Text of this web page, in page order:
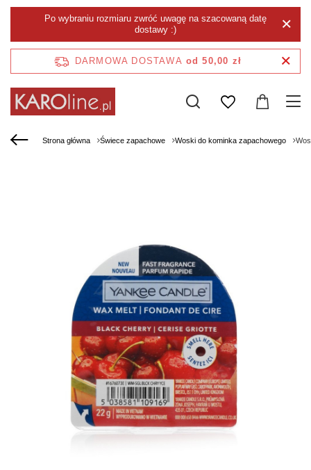
Po wybraniu rozmiaru zwróć uwagę na szacowaną datę
dostawy :)
DARMOWA DOSTAWA od 50,00 zł
Strona główna Świece zapachowe Woski do kominka zapachowego